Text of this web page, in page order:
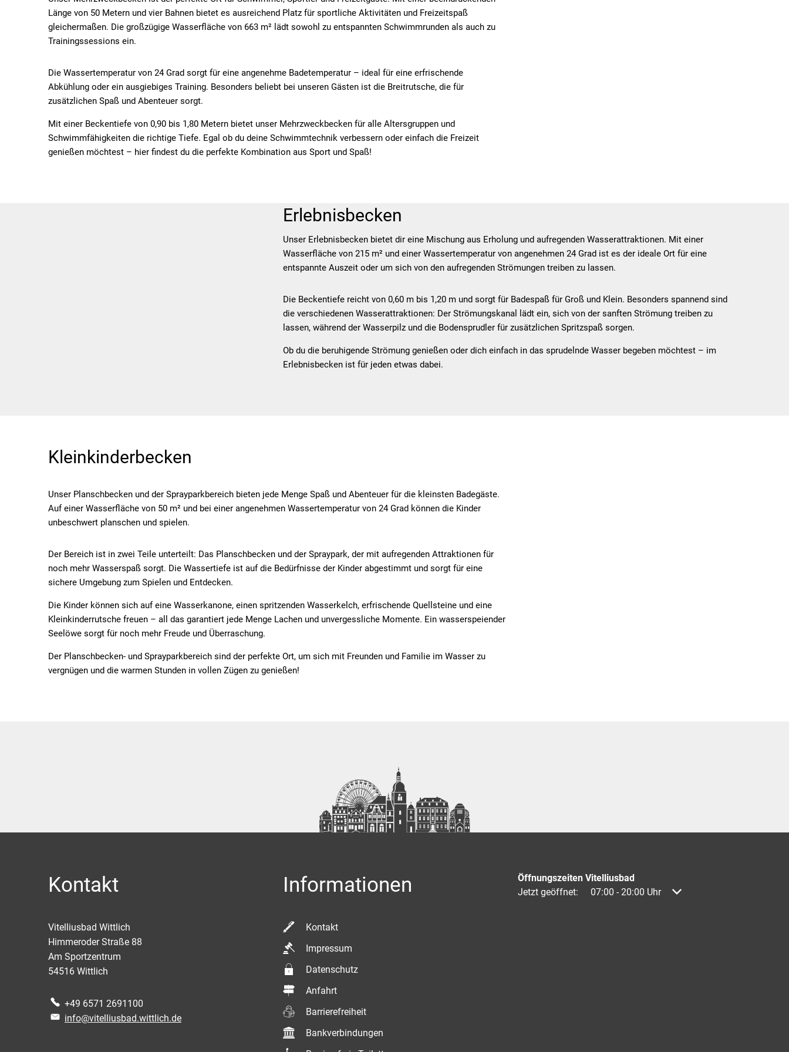
Länge von 50 Metern und vier Bahnen bietet es ausreichend Platz für sportliche Aktivitäten und Freizeitspaß
gleichermaßen. Die großzügige Wasserfläche von 663 m² lädt sowohl zu entspannten Schwimmrunden als auch zu
Trainingssessions ein.
Die Wassertemperatur von 24 Grad sorgt für eine angenehme Badetemperatur – ideal für eine erfrischende
Abkühlung oder ein ausgiebiges Training. Besonders beliebt bei unseren Gästen ist die Breitrutsche, die für
zusätzlichen Spaß und Abenteuer sorgt.
Mit einer Beckentiefe von 0,90 bis 1,80 Metern bietet unser Mehrzweckbecken für alle Altersgruppen und
Schwimmfähigkeiten die richtige Tiefe. Egal ob du deine Schwimmtechnik verbessern oder einfach die Freizeit
genießen möchtest – hier findest du die perfekte Kombination aus Sport und Spaß!
Erlebnisbecken
Unser Erlebnisbecken bietet dir eine Mischung aus Erholung und aufregenden Wasserattraktionen. Mit einer
Wasserfläche von 215 m² und einer Wassertemperatur von angenehmen 24 Grad ist es der ideale Ort für eine
entspannte Auszeit oder um sich von den aufregenden Strömungen treiben zu lassen.
Die Beckentiefe reicht von 0,60 m bis 1,20 m und sorgt für Badespaß für Groß und Klein. Besonders spannend sind
die verschiedenen Wasserattraktionen: Der Strömungskanal lädt ein, sich von der sanften Strömung treiben zu
lassen, während der Wasserpilz und die Bodensprudler für zusätzlichen Spritzspaß sorgen.
Ob du die beruhigende Strömung genießen oder dich einfach in das sprudelnde Wasser begeben möchtest – im
Erlebnisbecken ist für jeden etwas dabei.
Kleinkinderbecken
Unser Planschbecken und der Sprayparkbereich bieten jede Menge Spaß und Abenteuer für die kleinsten Badegäste.
Auf einer Wasserfläche von 50 m² und bei einer angenehmen Wassertemperatur von 24 Grad können die Kinder
unbeschwert planschen und spielen.
Der Bereich ist in zwei Teile unterteilt: Das Planschbecken und der Spraypark, der mit aufregenden Attraktionen für
noch mehr Wasserspaß sorgt. Die Wassertiefe ist auf die Bedürfnisse der Kinder abgestimmt und sorgt für eine
sichere Umgebung zum Spielen und Entdecken.
Die Kinder können sich auf eine Wasserkanone, einen spritzenden Wasserkelch, erfrischende Quellsteine und eine
Kleinkinderrutsche freuen – all das garantiert jede Menge Lachen und unvergessliche Momente. Ein wasserspeiender
Seelöwe sorgt für noch mehr Freude und Überraschung.
Der Planschbecken- und Sprayparkbereich sind der perfekte Ort, um sich mit Freunden und Familie im Wasser zu
vergnügen und die warmen Stunden in vollen Zügen zu genießen!
Kontakt
Vitelliusbad Wittlich
Himmeroder Straße 88
Am Sportzentrum
54516 Wittlich
+49 6571 2691100
info@vitelliusbad.wittlich.de
Informationen
Kontakt
Impressum
Datenschutz
Anfahrt
Barrierefreiheit
Bankverbindungen
Öffnungszeiten Vitelliusbad
Klicken, um weitere Öffnungs- oder Schließzeiten auszublenden
Jetzt geöffnet: 07:00 - 20:00 Uhr Von 07:00 bis 20:00 Uhr